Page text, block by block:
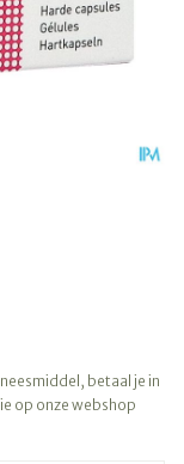
betaal je in
op onze webshop